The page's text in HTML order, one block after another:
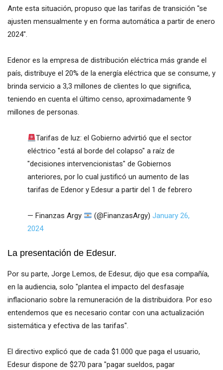
Ante esta situación, propuso que las tarifas de transición "se
ajusten mensualmente y en forma automática a partir de enero
2024".
Edenor es la empresa de distribución eléctrica más grande el
país, distribuye el 20% de la energía eléctrica que se consume, y
brinda servicio a 3,3 millones de clientes lo que significa,
teniendo en cuenta el último censo, aproximadamente 9
millones de personas.
Tarifas de luz: el Gobierno advirtió que el sector
eléctrico "está al borde del colapso" a raíz de
"decisiones intervencionistas" de Gobiernos
anteriores, por lo cual justificó un aumento de las
tarifas de Edenor y Edesur a partir del 1 de febrero
— Finanzas Argy (@FinanzasArgy)January 26,
2024
La presentación de Edesur.
Por su parte, Jorge Lemos, de Edesur, dijo que esa compañía,
en la audiencia, solo "plantea el impacto del desfasaje
inflacionario sobre la remuneración de la distribuidora. Por eso
entendemos que es necesario contar con una actualización
sistemática y efectiva de las tarifas".
El directivo explicó que de cada $1.000 que paga el usuario,
Edesur dispone de $270 para "pagar sueldos, pagar